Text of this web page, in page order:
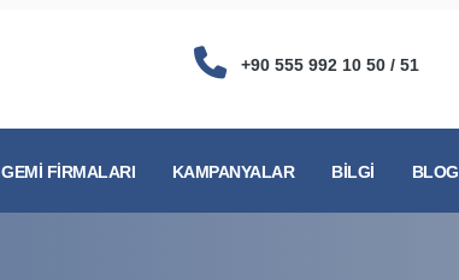
+90 555 992 10 50 / 51
GEMI FIRMALARI KAMPANYALAR BILGI BLOG